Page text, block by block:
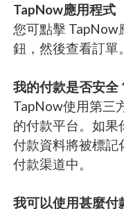
TapNow應用程式
您可點擊 TapNow
鈕，然後查看訂單。
我的付款是否安全
TapNow使用第三
的付款平台。如果
付款資料將被標記
付款渠道中。
我可以使用甚麼付